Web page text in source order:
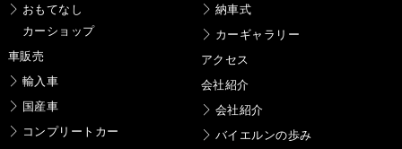
おもてなし
カーショップ
車販売
輸入車
国産車
コンプリートカー
納車式
カーギャラリー
アクセス
会社紹介
会社紹介
バイエルンの歩み